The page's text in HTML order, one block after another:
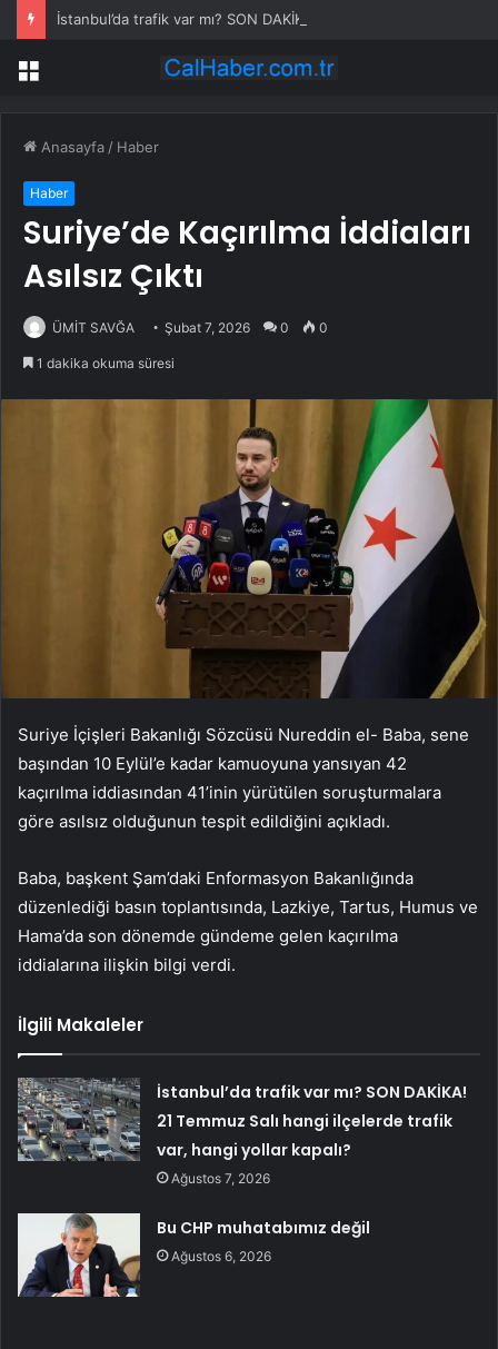
Menü
Anasayfa / Haber
Haber
Suriye’de Kaçırılma İddiaları
Asılsız Çıktı
ÜMİT SAVĞA Şubat 7, 2026 0 0
1 dakika okuma süresi
Suriye İçişleri Bakanlığı Sözcüsü Nureddin el- Baba, sene
başından 10 Eylül’e kadar kamuoyuna yansıyan 42
kaçırılma iddiasından 41’inin yürütülen soruşturmalara
göre asılsız olduğunun tespit edildiğini açıkladı.
Baba, başkent Şam’daki Enformasyon Bakanlığında
düzenlediği basın toplantısında, Lazkiye, Tartus, Humus ve
Hama’da son dönemde gündeme gelen kaçırılma
iddialarına ilişkin bilgi verdi.
İlgili Makaleler
İstanbul’da trafik var mı? SON DAKİKA!
21 Temmuz Salı hangi ilçelerde trafik
var, hangi yollar kapalı?
Ağustos 7, 2026
Bu CHP muhatabımız değil
Ağustos 6, 2026